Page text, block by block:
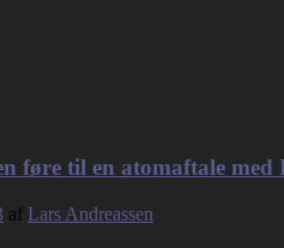
føre til en atomaftale med
af Lars Andreassen